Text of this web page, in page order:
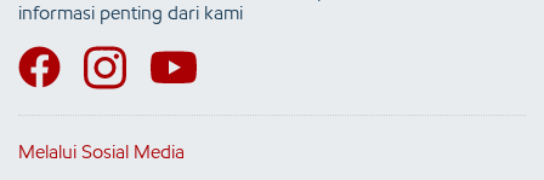
informasi penting dari kami
Melalui Sosial Media